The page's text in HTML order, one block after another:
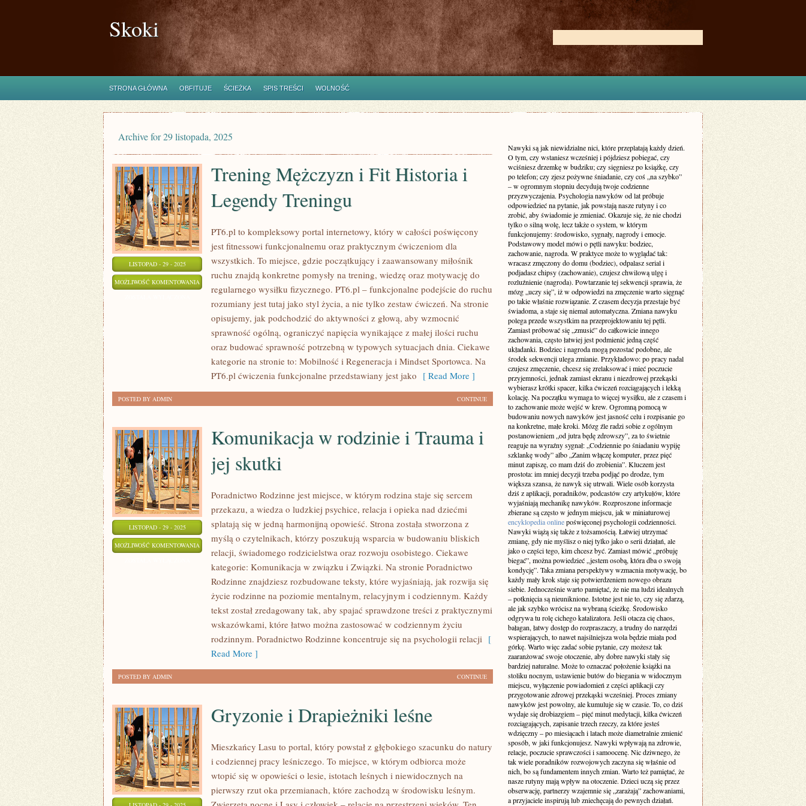
Skoki
STRONA GŁÓWNA OBFITUJE ŚCIEŻKA SPIS TREŚCI WOLNOŚĆ
Archive for 29 listopada, 2025
LISTOPAD - 29 - 2025
MOŻLIWOŚĆ KOMENTOWANIA
MĘŻCZYZN
LEGENDY
Trening Mężczyzn i Fit Historia i
Legendy Treningu
PT6.pl to kompleksowy portal internetowy, który w całości poświęcony
jest fitnessowi funkcjonalnemu oraz praktycznym ćwiczeniom dla
wszystkich. To miejsce, gdzie początkujący i zaawansowany miłośnik
ruchu znajdą konkretne pomysły na trening, wiedzę oraz motywację do
regularnego wysiłku fizycznego. PT6.pl – funkcjonalne podejście do ruchu
rozumiany jest tutaj jako styl życia, a nie tylko zestaw ćwiczeń. Na stronie
opisujemy, jak podchodzić do aktywności z głową, aby wzmocnić
sprawność ogólną, ograniczyć napięcia wynikające z małej ilości ruchu
oraz budować sprawność potrzebną w typowych sytuacjach dnia. Ciekawe
kategorie na stronie to: Mobilność i Regeneracja i Mindset Sportowca. Na
PT6.pl ćwiczenia funkcjonalne przedstawiany jest jako [ Read More ]
CONTINUE
POSTED BY ADMIN
LISTOPAD - 29 - 2025
MOŻLIWOŚĆ KOMENTOWANIA KOMUNIKACJA
SKUTKI
Komunikacja w rodzinie i Trauma i
jej skutki
Poradnictwo Rodzinne jest miejsce, w którym rodzina staje się sercem
przekazu, a wiedza o ludzkiej psychice, relacja i opieka nad dziećmi
splatają się w jedną harmonijną opowieść. Strona została stworzona z
myślą o czytelnikach, którzy poszukują wsparcia w budowaniu bliskich
relacji, świadomego rodzicielstwa oraz rozwoju osobistego. Ciekawe
kategorie: Komunikacja w związku i Związki. Na stronie Poradnictwo
Rodzinne znajdziesz rozbudowane teksty, które wyjaśniają, jak rozwija się
życie rodzinne na poziomie mentalnym, relacyjnym i codziennym. Każdy
tekst został zredagowany tak, aby spajać sprawdzone treści z praktycznymi
wskazówkami, które łatwo można zastosować w codziennym życiu
rodzinnym. Poradnictwo Rodzinne koncentruje się na psychologii relacji [
Read More ]
CONTINUE
POSTED BY ADMIN
Gryzonie i Drapieżniki leśne
Mieszkańcy Lasu to portal, który powstał z głębokiego szacunku do natury
i codziennej pracy leśniczego. To miejsce, w którym odbiorca może
wtopić się w opowieści o lesie, istotach leśnych i niewidocznych na
pierwszy rzut oka przemianach, które zachodzą w środowisku leśnym.
Nawyki są jak niewidzialne nici, które przeplatają każdy dzień.
O tym, czy wstaniesz wcześniej i pójdziesz pobiegać, czy
wciśniesz drzemkę w budziku; czy sięgniesz po książkę, czy
po telefon; czy zjesz pożywne śniadanie, czy coś „na szybko”
– w ogromnym stopniu decydują twoje codzienne
przyzwyczajenia. Psychologia nawyków od lat próbuje
odpowiedzieć na pytanie, jak powstają nasze rutyny i co
zrobić, aby świadomie je zmieniać. Okazuje się, że nie chodzi
tylko o silną wolę, lecz także o system, w którym
funkcjonujemy: środowisko, sygnały, nagrody i emocje.
Podstawowy model mówi o pętli nawyku: bodziec,
zachowanie, nagroda. W praktyce może to wyglądać tak:
wracasz zmęczony do domu (bodziec), odpalasz serial i
podjadasz chipsy (zachowanie), czujesz chwilową ulgę i
rozluźnienie (nagroda). Powtarzanie tej sekwencji sprawia, że
mózg „uczy się”, iż w odpowiedzi na zmęczenie warto sięgnąć
po takie właśnie rozwiązanie. Z czasem decyzja przestaje być
świadoma, a staje się niemal automatyczna. Zmiana nawyku
polega przede wszystkim na przeprojektowaniu tej pętli.
Zamiast próbować się „zmusić” do całkowicie innego
zachowania, często łatwiej jest podmienić jedną część
układanki. Bodziec i nagroda mogą pozostać podobne, ale
środek sekwencji ulega zmianie. Przykładowo: po pracy nadal
czujesz zmęczenie, chcesz się zrelaksować i mieć poczucie
przyjemności, jednak zamiast ekranu i niezdrowej przekąski
wybierasz krótki spacer, kilka ćwiczeń rozciągających i lekką
kolację. Na początku wymaga to więcej wysiłku, ale z czasem i
to zachowanie może wejść w krew. Ogromną pomocą w
budowaniu nowych nawyków jest jasność celu i rozpisanie go
na konkretne, małe kroki. Mózg źle radzi sobie z ogólnym
postanowieniem „od jutra będę zdrowszy”, za to świetnie
reaguje na wyraźny sygnał: „Codziennie po śniadaniu wypiję
szklankę wody” albo „Zanim włączę komputer, przez pięć
minut zapiszę, co mam dziś do zrobienia”. Kluczem jest
prostota: im mniej decyzji trzeba podjąć po drodze, tym
większa szansa, że nawyk się utrwali. Wiele osób korzysta
dziś z aplikacji, poradników, podcastów czy artykułów, które
wyjaśniają mechanikę nawyków. Rozproszone informacje
zbierane są często w jednym miejscu, jak w miniaturowej
encyklopedia onlinepoświęconej psychologii codzienności.
Nawyki wiążą się także z tożsamością. Łatwiej utrzymać
zmianę, gdy nie myślisz o niej tylko jako o serii działań, ale
jako o części tego, kim chcesz być. Zamiast mówić „próbuję
biegać”, można powiedzieć „jestem osobą, która dba o swoją
kondycję”. Taka zmiana perspektywy wzmacnia motywację, bo
każdy mały krok staje się potwierdzeniem nowego obrazu
siebie. Jednocześnie warto pamiętać, że nie ma ludzi idealnych
– potknięcia są nieuniknione. Istotne jest nie to, czy się zdarzą,
ale jak szybko wrócisz na wybraną ścieżkę. Środowisko
odgrywa tu rolę cichego katalizatora. Jeśli otacza cię chaos,
bałagan, łatwy dostęp do rozpraszaczy, a trudny do narzędzi
wspierających, to nawet najsilniejsza wola będzie miała pod
górkę. Warto więc zadać sobie pytanie, czy możesz tak
zaaranżować swoje otoczenie, aby dobre nawyki stały się
bardziej naturalne. Może to oznaczać położenie książki na
stoliku nocnym, ustawienie butów do biegania w widocznym
miejscu, wyłączenie powiadomień z części aplikacji czy
przygotowanie zdrowej przekąski wcześniej. Proces zmiany
nawyków jest powolny, ale kumuluje się w czasie. To, co dziś
wydaje się drobiazgiem – pięć minut medytacji, kilka ćwiczeń
rozciągających, zapisanie trzech rzeczy, za które jesteś
wdzięczny – po miesiącach i latach może diametralnie zmienić
sposób, w jaki funkcjonujesz. Nawyki wpływają na zdrowie,
relacje, poczucie sprawczości i samoocenę. Nic dziwnego, że
tak wiele poradników rozwojowych zaczyna się właśnie od
nich, bo są fundamentem innych zmian. Warto też pamiętać, że
nasze rutyny mają wpływ na otoczenie. Dzieci uczą się przez
obserwację, partnerzy wzajemnie się „zarażają” zachowaniami,
a przyjaciele inspirują lub zniechęcają do pewnych działań.